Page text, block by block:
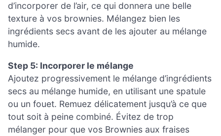
d’incorporer de l’air, ce qui donnera une belle
texture à vos brownies. Mélangez bien les
ingrédients secs avant de les ajouter au mélange
humide.
Step 5: Incorporer le mélange
Ajoutez progressivement le mélange d’ingrédients
secs au mélange humide, en utilisant une spatule
ou un fouet. Remuez délicatement jusqu’à ce que
tout soit à peine combiné. Évitez de trop
mélanger pour que vos Brownies aux fraises